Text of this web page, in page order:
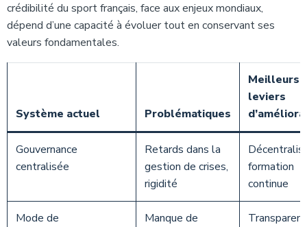
crédibilité du sport français, face aux enjeux mondiaux,
dépend d’une capacité à évoluer tout en conservant ses
valeurs fondamentales.
Système actuel Problématiques
Meilleurs
leviers
Gouvernance
centralisée
Retards dans la
gestion de crises,
rigidité
formation
continue
Mode de
Manque de